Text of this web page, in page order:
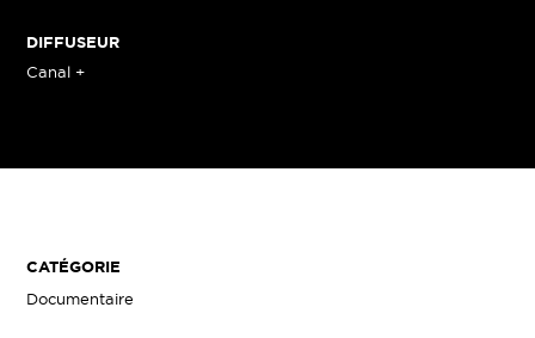
DIFFUSEUR
Canal +
CATÉGORIE
Documentaire